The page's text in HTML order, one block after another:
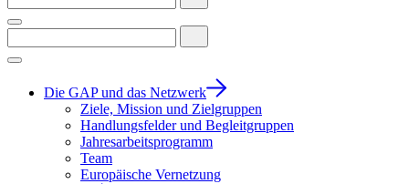
Die GAP und das Netzwerk
Ziele, Mission und Zielgruppen
Handlungsfelder und Begleitgruppen
Jahresarbeitsprogramm
Team
Europäische Vernetzung